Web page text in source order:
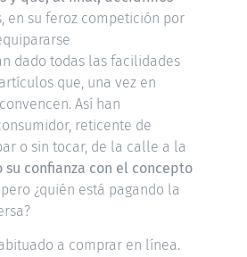
en su feroz competición por
dado todas las facilidades
que, una vez en
Así han
reticente de
o sin tocar, de la calle a la
su confianza con el concepto
pero ¿quién está pagando la
a comprar en línea.